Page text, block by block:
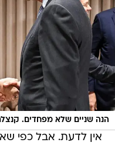
הנה שניים שלא מפחדים.
אין לדעת. אבל כפי